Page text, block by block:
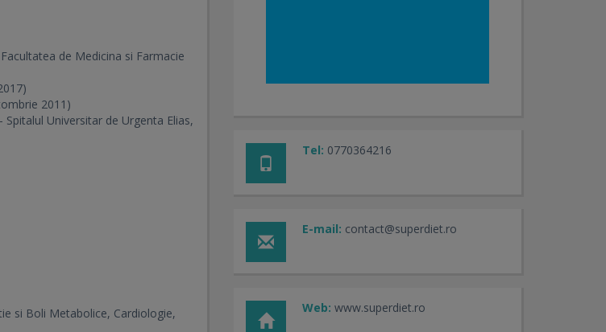
de Medicina si Farmacie
2011)
Universitar de Urgenta Elias,
si Boli Metabolice, Cardiologie,
Tel: 0770364216
E-mail: contact@superdiet.ro
Web: www.superdiet.ro